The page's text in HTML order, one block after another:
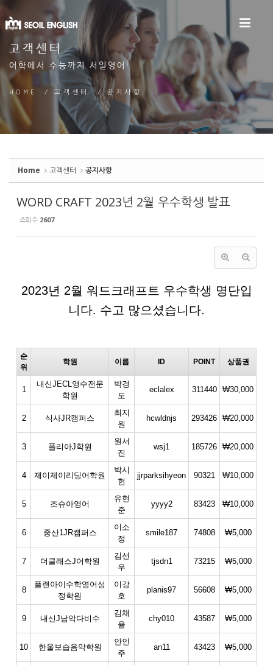
고객센터
어학에서 수능까지 서일영어!
HOME /고객센터 /공지사항
Home 고객센터 공지사항
WORD CRAFT 2023년 2월 우수학생 발표
조회 수 2607
2023년 2월 워드크래프트 우수학생 명단입
니다. 수고 많으셨습니다.
순
위
학원 이름 ID POINT 상품권
1
내신JECL영수전문
학원
박경
도
eclalex 311440 ₩30,000
2 식사JR캠퍼스
최지
원
hcwldnjs 293426 ₩20,000
3 폴리아J학원
원서
진
wsj1 185726 ₩20,000
4 제이제이리딩어학원
박시
현
jjrparksihyeon 90321 ₩10,000
5 조슈아영어
유현
준
yyyy2 83423 ₩10,000
6 중산1JR캠퍼스
이소
정
smile187 74808 ₩5,000
7 더클래스J어학원
김선
우
tjsdn1 73215 ₩5,000
8
플랜아이수학영어성
정학원
이강
호
planis97 56608 ₩5,000
9 내신J남악다비수
김채
율
chy010 43587 ₩5,000
10 한울보습음악학원
안인
주
an11 43423 ₩5,000
Sketchbook5, 스케치북5